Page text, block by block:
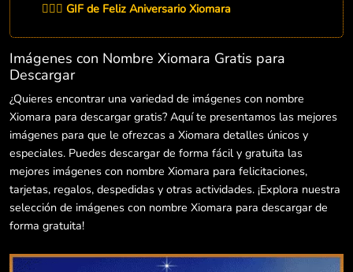
👨‍❤️‍👨 GIF de Feliz Aniversario Xiomara
Imágenes con Nombre Xiomara Gratis para
Descargar
¿Quieres encontrar una variedad de imágenes con nombre
Xiomara para descargar gratis? Aquí te presentamos las mejores
imágenes para que le ofrezcas a Xiomara detalles únicos y
especiales. Puedes descargar de forma fácil y gratuita las
mejores imágenes con nombre Xiomara para felicitaciones,
tarjetas, regalos, despedidas y otras actividades. ¡Explora nuestra
selección de imágenes con nombre Xiomara para descargar de
forma gratuita!